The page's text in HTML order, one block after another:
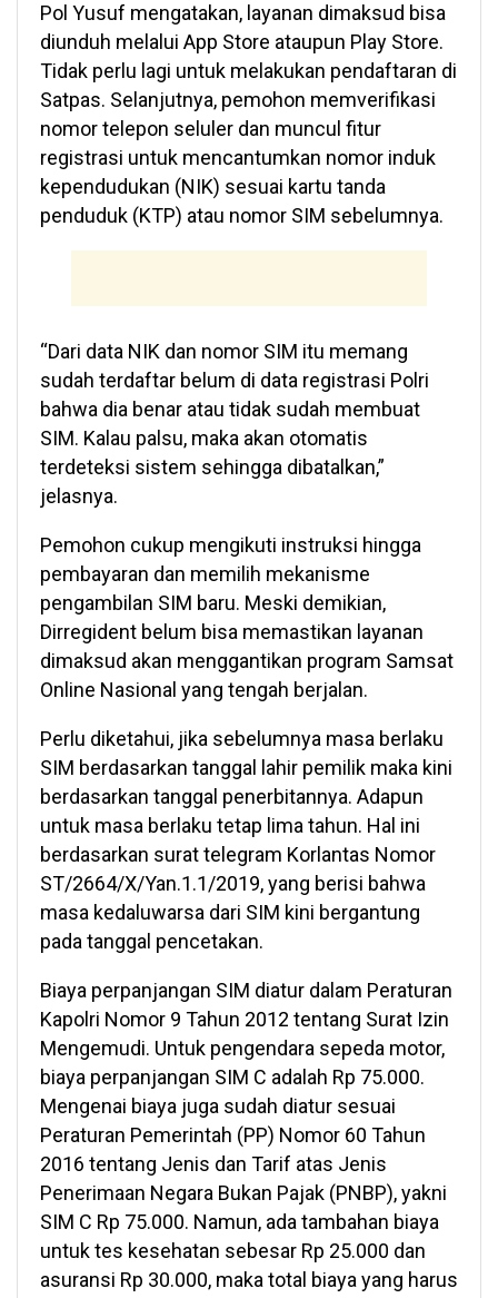
Pol Yusuf mengatakan, layanan dimaksud bisa
diunduh melalui App Store ataupun Play Store.
Tidak perlu lagi untuk melakukan pendaftaran di
Satpas. Selanjutnya, pemohon memverifikasi
nomor telepon seluler dan muncul fitur
registrasi untuk mencantumkan nomor induk
kependudukan (NIK) sesuai kartu tanda
penduduk (KTP) atau nomor SIM sebelumnya.
“Dari data NIK dan nomor SIM itu memang
sudah terdaftar belum di data registrasi Polri
bahwa dia benar atau tidak sudah membuat
SIM. Kalau palsu, maka akan otomatis
terdeteksi sistem sehingga dibatalkan,”
jelasnya.
Pemohon cukup mengikuti instruksi hingga
pembayaran dan memilih mekanisme
pengambilan SIM baru. Meski demikian,
Dirregident belum bisa memastikan layanan
dimaksud akan menggantikan program Samsat
Online Nasional yang tengah berjalan.
Perlu diketahui, jika sebelumnya masa berlaku
SIM berdasarkan tanggal lahir pemilik maka kini
berdasarkan tanggal penerbitannya. Adapun
untuk masa berlaku tetap lima tahun. Hal ini
berdasarkan surat telegram Korlantas Nomor
ST/2664/X/Yan.1.1/2019, yang berisi bahwa
masa kedaluwarsa dari SIM kini bergantung
pada tanggal pencetakan.
Biaya perpanjangan SIM diatur dalam Peraturan
Kapolri Nomor 9 Tahun 2012 tentang Surat Izin
Mengemudi. Untuk pengendara sepeda motor,
biaya perpanjangan SIM C adalah Rp 75.000.
Mengenai biaya juga sudah diatur sesuai
Peraturan Pemerintah (PP) Nomor 60 Tahun
2016 tentang Jenis dan Tarif atas Jenis
Penerimaan Negara Bukan Pajak (PNBP), yakni
SIM C Rp 75.000. Namun, ada tambahan biaya
untuk tes kesehatan sebesar Rp 25.000 dan
asuransi Rp 30.000, maka total biaya yang harus